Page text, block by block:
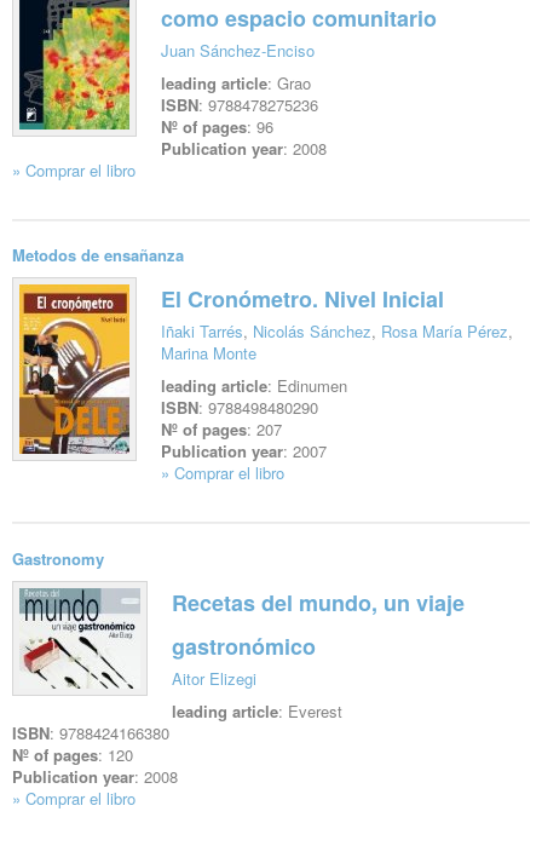
como espacio comunitario
Juan Sánchez-Enciso
leading article: Grao
ISBN: 9788478275236
Nº of pages: 96
Publication year: 2008
» Comprar el libro
Metodos de ensañanza
El Cronómetro. Nivel Inicial
Iñaki Tarrés, Nicolás Sánchez, Rosa María Pérez,
Marina Monte
leading article: Edinumen
ISBN: 9788498480290
Nº of pages: 207
Publication year: 2007
» Comprar el libro
Gastronomy
Recetas del mundo, un viaje
gastronómico
Aitor Elizegi
leading article: Everest
ISBN: 9788424166380
Nº of pages: 120
Publication year: 2008
» Comprar el libro